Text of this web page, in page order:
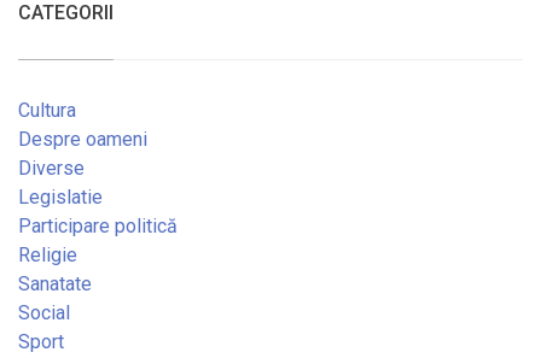
CATEGORII
Cultura
Despre oameni
Diverse
Legislatie
Participare politică
Religie
Sanatate
Social
Sport